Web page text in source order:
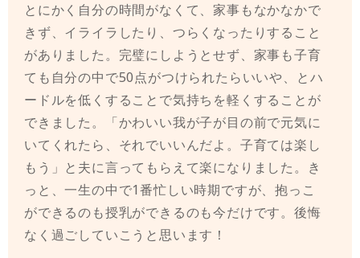
とにかく自分の時間がなくて、家事もなかなかで
きず、イライラしたり、つらくなったりすること
がありました。完璧にしようとせず、家事も子育
ても自分の中で50点がつけられたらいいや、とハ
ードルを低くすることで気持ちを軽くすることが
できました。「かわいい我が子が目の前で元気に
いてくれたら、それでいいんだよ。子育ては楽し
もう」と夫に言ってもらえて楽になりました。き
っと、一生の中で1番忙しい時期ですが、抱っこ
ができるのも授乳ができるのも今だけです。後悔
なく過ごしていこうと思います！